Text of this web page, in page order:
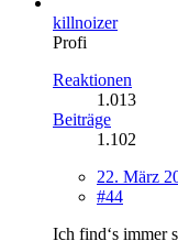
killnoizer
Profi
Reaktionen
1.013
Beiträge
1.102
22. März
#44
Ich find‘s immer